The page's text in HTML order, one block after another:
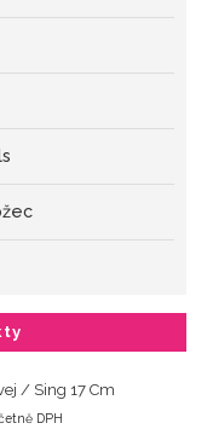
/ Sing 17 Cm
DPH